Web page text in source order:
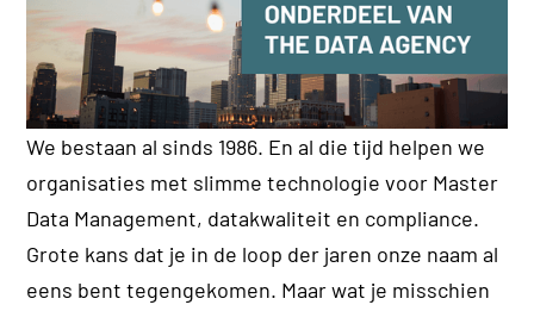
We bestaan al sinds 1986. En al die tijd helpen we
organisaties met slimme technologie voor Master
Data Management, datakwaliteit en compliance.
Grote kans dat je in de loop der jaren onze naam al
eens bent tegengekomen. Maar wat je misschien